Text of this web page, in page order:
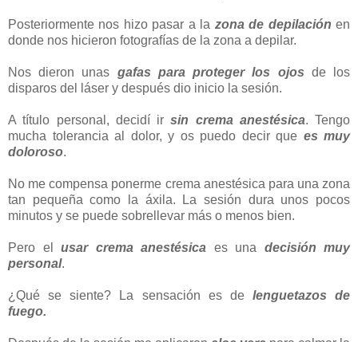
Posteriormente nos hizo pasar a la zona de depilación en
donde nos hicieron fotografías de la zona a depilar.
Nos dieron unas gafas para proteger los ojos de los
disparos del láser y después dio inicio la sesión.
A título personal, decidí irsin crema anestésica. Tengo
mucha tolerancia al dolor, y os puedo decir que es muy
doloroso.
No me compensa ponerme crema anestésica para una zona
tan pequeña como la áxila. La sesión dura unos pocos
minutos y se puede sobrellevar más o menos bien.
Pero el usar crema anestésica es una decisión muy
personal.
¿Qué se siente? La sensación es de lenguetazos de
fuego.